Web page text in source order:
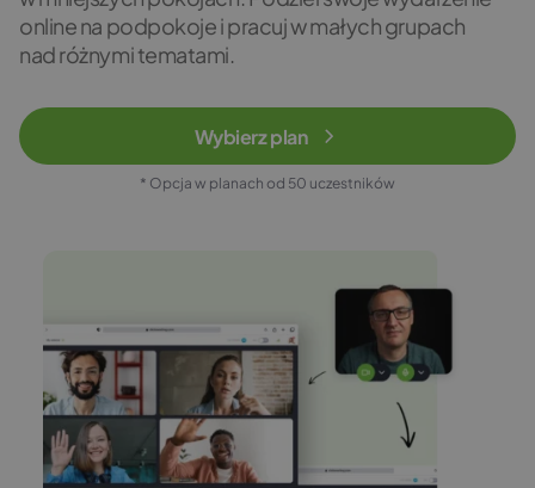
online na podpokoje i pracuj w małych grupach
nad różnymi tematami.
Wybierz plan
* Opcja w planach od 50 uczestników